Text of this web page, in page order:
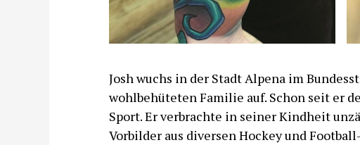
Josh wuchs in der Stadt Alpena im
wohlbehüteten Familie auf. Schon seit er
Sport. Er verbrachte in seiner Kindheit
Vorbilder aus diversen Hockey und